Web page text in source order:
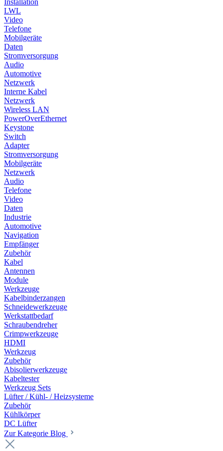
LWL
Video
Telefone
Mobilgeräte
Daten
Stromversorgung
Audio
Automotive
Netzwerk
Interne Kabel
Netzwerk
Wireless LAN
PowerOverEthernet
Keystone
Switch
Adapter
Stromversorgung
Mobilgeräte
Netzwerk
Audio
Telefone
Video
Daten
Industrie
Automotive
Navigation
Empfänger
Zubehör
Kabel
Antennen
Module
Werkzeuge
Kabelbinderzangen
Schneidewerkzeuge
Werkstattbedarf
Schraubendreher
Crimpwerkzeuge
HDMI
Werkzeug
Zubehör
Abisolierwerkzeuge
Kabeltester
Werkzeug Sets
Lüfter / Kühl- / Heizsysteme
Zubehör
Kühlkörper
DC Lüfter
Zur Kategorie Blog